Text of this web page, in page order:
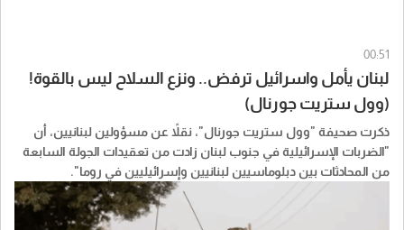
00:51
لبنان يأمل واسرائيل ترفض.. ونزع السلاح ليس بالقوة!
(وول ستريت جورنال)
ذكرت صحيفة "​وول ستريت جورنال​"، نقلاً عن مسؤولين ​لبنان​يين، أن
"الضربات الإسرائيلية في جنوب لبنان زادت من تعقيدات الجولة السابعة
من المحادثات بين دبلوماسيين لبنانيين وإسرائيليين في روما".